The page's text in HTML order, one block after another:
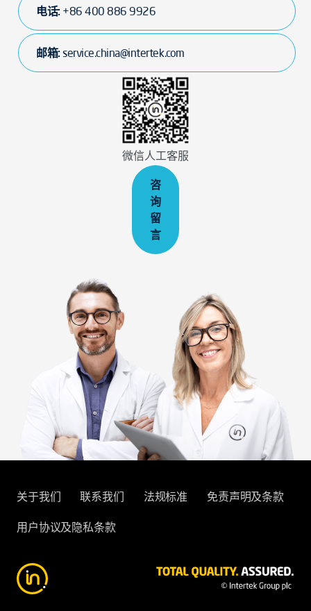
电话: +86 400 886 9926
邮箱:service.china@intertek.com
微信人工客服
咨
询
留
言
关于我们 联系我们 法规标准 免责声明及条款
用户协议及隐私条款